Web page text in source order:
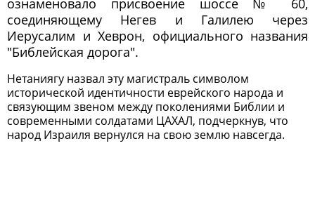
ознаменовало присвоение шоссе № 60,
соединяющему Негев и Галилею через
Иерусалим и Хеврон, официального названия
"Библейская дорога".
Нетаниягу назвал эту магистраль символом
исторической идентичности еврейского народа и
связующим звеном между поколениями Библии и
современными солдатами ЦАХАЛ, подчеркнув, что
народ Израиля вернулся на свою землю навсегда.